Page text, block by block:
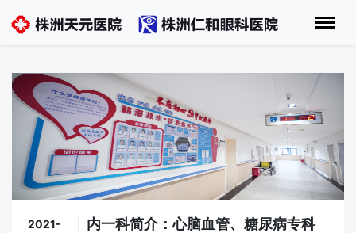
2021-
内一科简介：心脑血管、糖尿病专科